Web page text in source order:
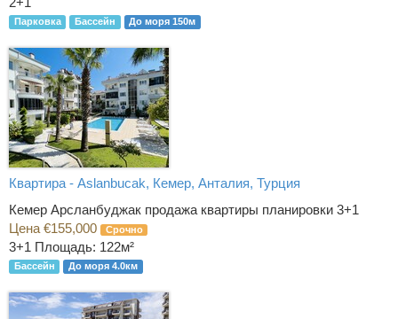
Парковка Бассейн До моря 150м
Квартира - Aslanbucak, Кемер, Анталия, Турция
Кемер Арсланбуджак продажа квартиры планировки 3+1
Цена €155,000
Срочно
3+1 Площадь: 122м²
Бассейн До моря 4.0км